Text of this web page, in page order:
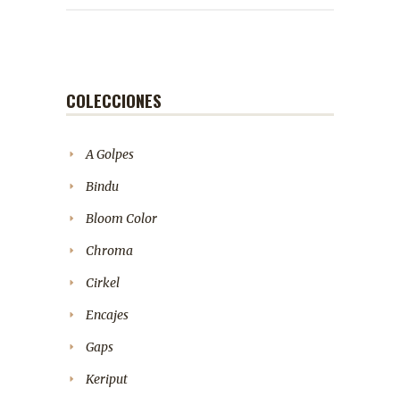
COLECCIONES
A Golpes
Bindu
Bloom Color
Chroma
Cirkel
Encajes
Gaps
Keriput